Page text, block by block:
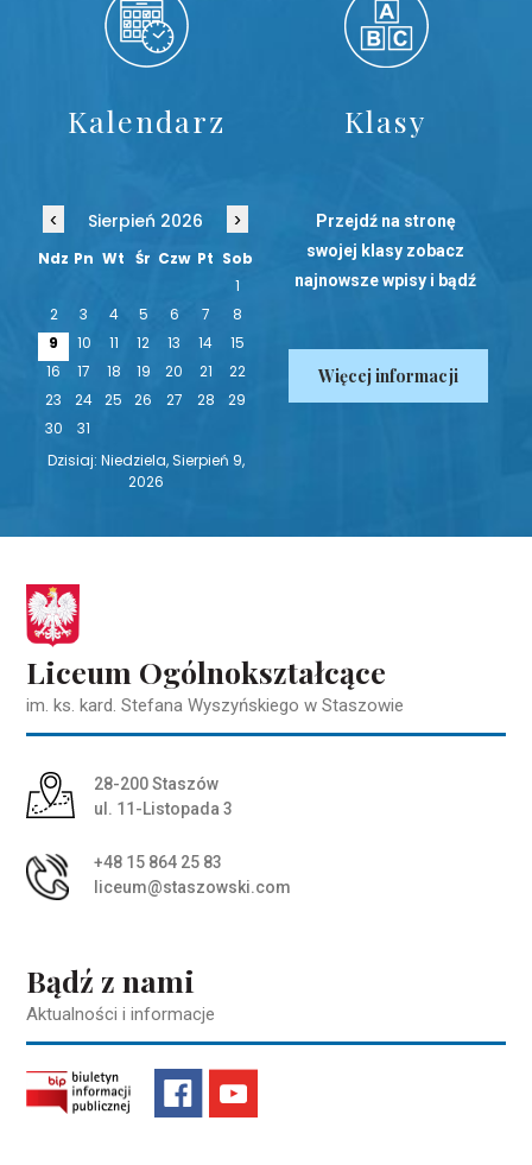
Kalendarz
‹ Sierpień 2026 ›
Ndz Pn Wt Śr Czw Pt Sob
1
2
3 4 5 6 7
8
9
10 11 12 13 14
15
16
17 18 19 20 21
22
23
24 25 26 27 28
29
30
31
Dzisiaj: Niedziela, Sierpień 9,
2026
Klasy
Przejdź na stronę
swojej klasy zobacz
najnowsze wpisy i bądź
Więcej informacji
Liceum Ogólnokształcące
im. ks. kard. Stefana Wyszyńskiego w Staszowie
Adres pocztowy:
28-200 Staszów
ul. 11-Listopada 3
+48 15 864 25 83
liceum@staszowski.com
Bądź z nami
Aktualności i informacje